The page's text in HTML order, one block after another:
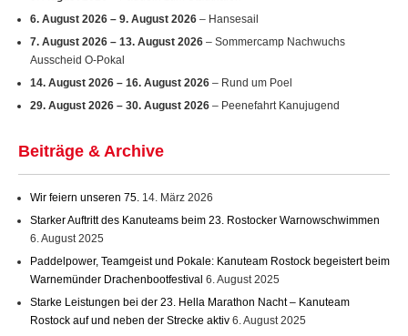
6. August 2026 – 9. August 2026 – Hansesail
7. August 2026 – 13. August 2026 – Sommercamp Nachwuchs
Ausscheid O-Pokal
14. August 2026 – 16. August 2026 – Rund um Poel
29. August 2026 – 30. August 2026 – Peenefahrt Kanujugend
Beiträge & Archive
Wir feiern unseren 75. 14. März 2026
Starker Auftritt des Kanuteams beim 23. Rostocker Warnowschwimmen
6. August 2025
Paddelpower, Teamgeist und Pokale: Kanuteam Rostock begeistert beim
Warnemünder Drachenbootfestival 6. August 2025
Starke Leistungen bei der 23. Hella Marathon Nacht – Kanuteam
Rostock auf und neben der Strecke aktiv 6. August 2025